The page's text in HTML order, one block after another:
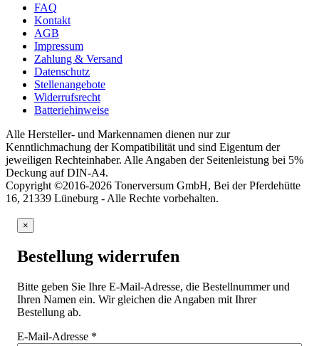
FAQ
Kontakt
AGB
Impressum
Zahlung & Versand
Datenschutz
Stellenangebote
Widerrufsrecht
Batteriehinweise
Alle Hersteller- und Markennamen dienen nur zur
Kenntlichmachung der Kompatibilität und sind Eigentum der
jeweiligen Rechteinhaber. Alle Angaben der Seitenleistung bei 5%
Deckung auf DIN-A4.
Copyright ©2016-2026 Tonerversum GmbH, Bei der Pferdehütte
16, 21339 Lüneburg - Alle Rechte vorbehalten.
×
Bestellung widerrufen
Bitte geben Sie Ihre E-Mail-Adresse, die Bestellnummer und
Ihren Namen ein. Wir gleichen die Angaben mit Ihrer
Bestellung ab.
E-Mail-Adresse *